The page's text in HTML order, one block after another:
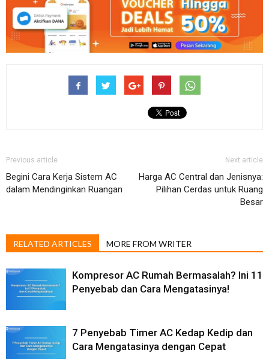
Previous article
Begini Cara Kerja Sistem AC
dalam Mendinginkan Ruangan
Next article
Harga AC Central dan Jenisnya:
Pilihan Cerdas untuk Ruang
Besar
RELATED ARTICLES MORE FROM WRITER
Kompresor AC Rumah Bermasalah? Ini 11
Penyebab dan Cara Mengatasinya!
7 Penyebab Timer AC Kedap Kedip dan
Cara Mengatasinya dengan Cepat